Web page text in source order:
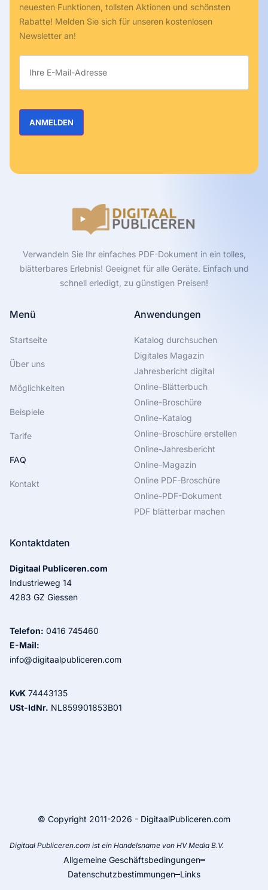
neuesten Funktionen, tollsten Aktionen und schönsten
Rabatte! Melden Sie sich für unseren kostenlosen
Newsletter an!
Verwandeln Sie Ihr einfaches PDF-Dokument in ein tolles,
blätterbares Erlebnis! Geeignet für alle Geräte. Einfach und
schnell erledigt, zu günstigen Preisen!
Menü
Startseite
Über uns
Möglichkeiten
Beispiele
Tarife
FAQ
Kontakt
Anwendungen
Katalog durchsuchen
Digitales Magazin
Jahresbericht digital
Online-Blätterbuch
Online-Broschüre
Online-Katalog
Online-Broschüre erstellen
Online-Jahresbericht
Online-Magazin
Online PDF-Broschüre
Online-PDF-Dokument
PDF blätterbar machen
Kontaktdaten
Digitaal Publiceren.com
Industrieweg 14
4283 GZ Giessen
Telefon: 0416 745460
E-Mail:
info@digitaalpubliceren.com
KvK 74443135
USt-IdNr. NL859901853B01
© Copyright 2011-2026 - DigitaalPubliceren.com
Digitaal Publiceren.com ist ein Handelsname von HV Media B.V.
Allgemeine Geschäftsbedingungen
Datenschutzbestimmungen Links